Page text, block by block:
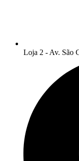
Loja 2 - Av. São